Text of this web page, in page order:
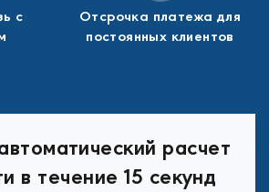
с
Отсрочка платежа для
постоянных клиентов
расчет
в течение 15 секунд